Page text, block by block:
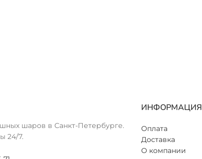
шаров в Санкт-Петербурге.
24/7.
ИНФОРМАЦИЯ
Оплата
Доставка
О компании